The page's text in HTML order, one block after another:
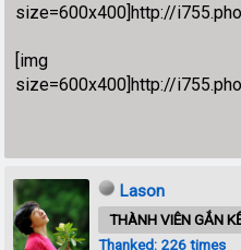
size=600x400]http://
[img
size=600x400]http://
Lason
THÀNH VIÊN GẮN
Thanked: 226 times